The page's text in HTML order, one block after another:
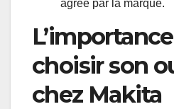
agréé par la marque.
choisir son
chez Makita